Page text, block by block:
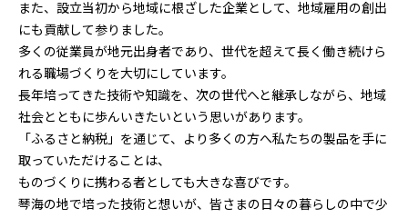
また、設立当初から地域に根ざした企業として、地域雇用の創出
にも貢献して参りました。
多くの従業員が地元出身者であり、世代を超えて長く働き続けら
れる職場づくりを大切にしています。
長年培ってきた技術や知識を、次の世代へと継承しながら、地域
社会とともに歩んいきたいという思いがあります。
「ふるさと納税」を通じて、より多くの方へ私たちの製品を手に
取っていただけることは、
ものづくりに携わる者としても大きな喜びです。
琴海の地で培った技術と想いが、皆さまの日々の暮らしの中で少